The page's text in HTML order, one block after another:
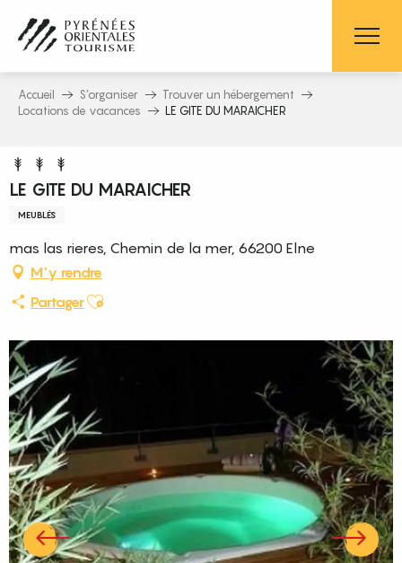
contenu
principal
Accueil S’organiser
Trouver un hébergement
Locations de vacances
LE GITE DU MARAICHER
LE GITE DU MARAICHER
MEUBLÉS
mas las rieres, Chemin de la mer, 66200 Elne
M'y rendre
PartagerAjouter aux favoris